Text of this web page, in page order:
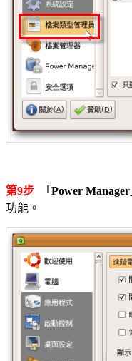
第9步 「 Power Manager
功能。